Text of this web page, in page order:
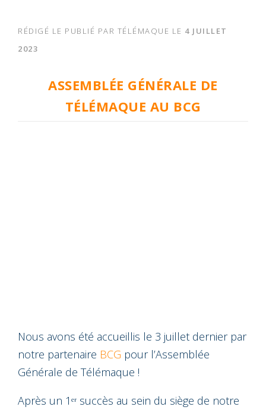
RÉDIGÉ LE PUBLIÉ PAR TÉLÉMAQUE LE 4 JUILLET
2023
ASSEMBLÉE GÉNÉRALE DE
TÉLÉMAQUE AU BCG
Nous avons été accueillis le 3 juillet dernier par
notre partenaire BCG pour l’Assemblée
Générale de Télémaque !
Après un 1ᵉʳ succès au sein du siège de notre